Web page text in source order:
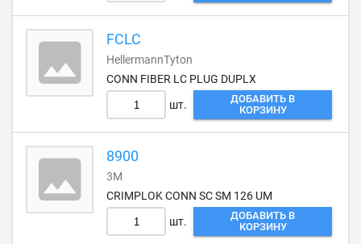
FCLC
HellermannTyton
CONN FIBER LC PLUG DUPLX
шт.
ДОБАВИТЬ В
КОРЗИНУ
8900
3M
CRIMPLOK CONN SC SM 126 UM
шт.
ДОБАВИТЬ В
КОРЗИНУ